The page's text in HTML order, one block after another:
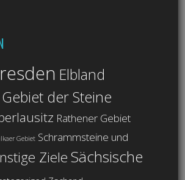
Elbland
Gebiet der Steine
Rathener Gebiet
Gebiet Schrammsteine und
ZieleSächsische